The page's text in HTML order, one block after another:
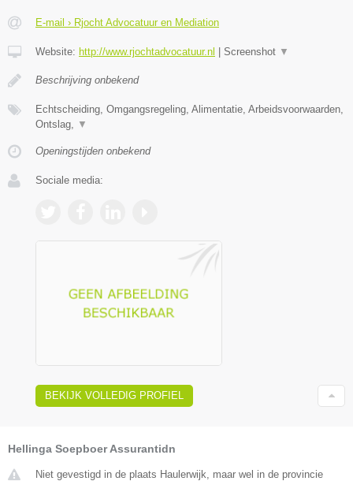
E-mail › Rjocht Advocatuur en Mediation
Website: http://www.rjochtadvocatuur.nl Screenshot ▼
Beschrijving onbekend
Echtscheiding, Omgangsregeling, Alimentatie, Arbeidsvoorwaarden,
Ontslag, ▼
Openingstijden onbekend
Sociale media:
BEKIJK VOLLEDIG PROFIEL
Hellinga Soepboer Assurantidn
Niet gevestigd in de plaats Haulerwijk, maar wel in de provincie